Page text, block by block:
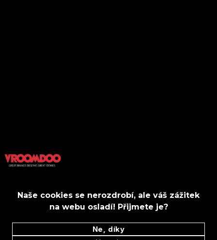
Ochrana osobních údajů
Naše cookies se nerozdrobí, ale váš zážitek
na webu osladí! Přijmete je?
Ne, díky